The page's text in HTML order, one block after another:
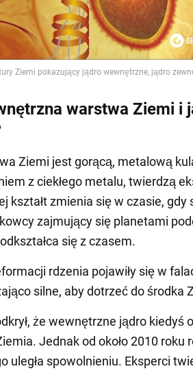
warstwa Ziemi i
Ziemi jest gorącą, metalową
z ciekłego metalu, twierdzą
kształt zmienia się w czasie, gdy
zajmujący się planetami
się z czasem.
rdzenia pojawiły się w
silne, aby dotrzeć do środka
że wewnętrzne jądro kiedyś
Jednak od około 2010 roku
uległa spowolnieniu. Eksperci